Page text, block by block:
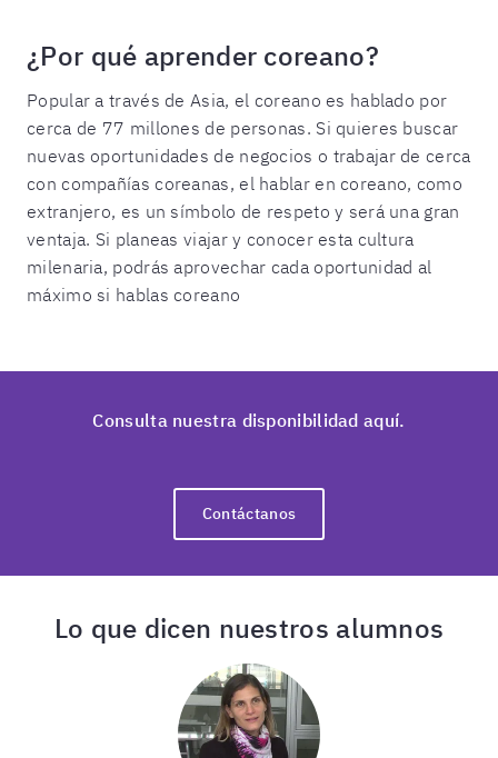
¿Por qué aprender coreano?
Popular a través de Asia, el coreano es hablado por
cerca de 77 millones de personas. Si quieres buscar
nuevas oportunidades de negocios o trabajar de cerca
con compañías coreanas, el hablar en coreano, como
extranjero, es un símbolo de respeto y será una gran
ventaja. Si planeas viajar y conocer esta cultura
milenaria, podrás aprovechar cada oportunidad al
máximo si hablas coreano
Consulta nuestra disponibilidad aquí.
Contáctanos
Lo que dicen nuestros alumnos